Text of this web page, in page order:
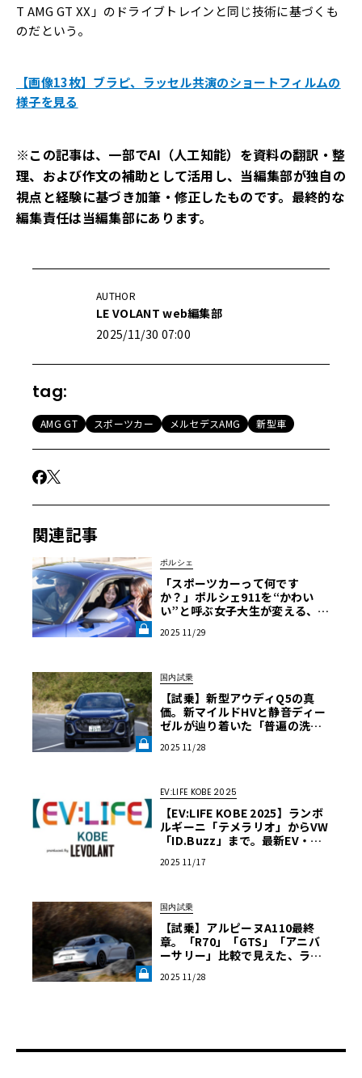
T AMG GT XX」のドライブトレインと同じ技術に基づくも
のだという。
【画像13枚】ブラピ、ラッセル共演のショートフィルムの
様子を見る
※この記事は、一部でAI（人工知能）を資料の翻訳・整
理、および作文の補助として活用し、当編集部が独自の
視点と経験に基づき加筆・修正したものです。最終的な
編集責任は当編集部にあります。
AUTHOR
LE VOLANT web編集部
2025/11/30 07:00
tag:
AMG GT スポーツカー メルセデスAMG 新型車
関連記事
ポルシェ
「スポーツカーって何です
か？」ポルシェ911を“かわい
い”と呼ぶ女子大生が変える、自
ツベコベイワセテ】《LE VOLA
2025 11/29
国内試乗
【試乗】新型アウディQ5の真
価。新マイルドHVと静音ディー
ゼルが辿り着いた「普遍の洗
2025 11/28
EV:LIFE KOBE 2025
【EV:LIFE KOBE 2025】ランボ
ルギーニ「テメラリオ」からVW
「ID.Buzz」まで。最新EV・PH
日開催
2025 11/17
国内試乗
【試乗】アルピーヌA110最終
章。「R70」「GTS」「アニバ
ーサリー」比較で見えた、ライ
E VOLANT LAB》
2025 11/28